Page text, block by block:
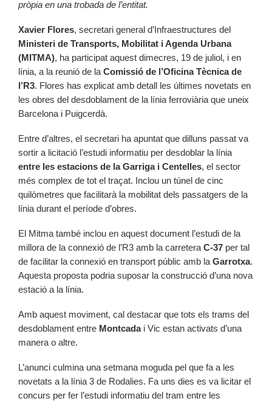
pròpia en una trobada de l’entitat.
Xavier Flores, secretari general d’Infraestructures del
Ministeri de Transports, Mobilitat i Agenda Urbana
(MITMA), ha participat aquest dimecres, 19 de juliol, i en
línia, a la reunió de la Comissió de l’Oficina Tècnica de
l’R3. Flores has explicat amb detall les últimes novetats en
les obres del desdoblament de la línia ferroviària que uneix
Barcelona i Puigcerdà.
Entre d’altres, el secretari ha apuntat que dilluns passat va
sortir a licitació l’estudi informatiu per desdoblar la línia
entre les estacions de la Garriga i Centelles, el sector
més complex de tot el traçat. Inclou un túnel de cinc
quilòmetres que facilitarà la mobilitat dels passatgers de la
línia durant el període d’obres.
El Mitma també inclou en aquest document l’estudi de la
millora de la connexió de l’R3 amb la carretera C-37 per tal
de facilitar la connexió en transport públic amb la Garrotxa.
Aquesta proposta podria suposar la construcció d’una nova
estació a la línia.
Amb aquest moviment, cal destacar que tots els trams del
desdoblament entre Montcada i Vic estan activats d’una
manera o altre.
L’anunci culmina una setmana moguda pel que fa a les
novetats a la línia 3 de Rodalies. Fa uns dies es va licitar el
concurs per fer l’estudi informatiu del tram entre les